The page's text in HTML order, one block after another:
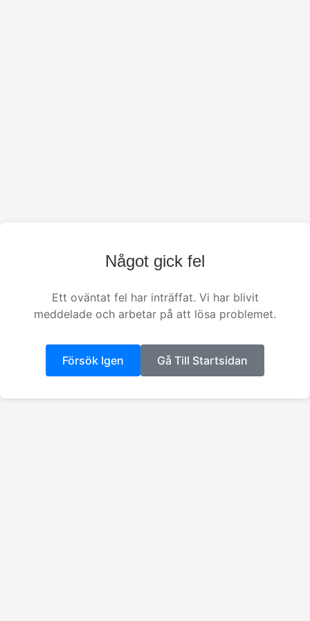
Något gick fel
Ett oväntat fel har inträffat. Vi har blivit
meddelade och arbetar på att lösa problemet.
Försök Igen Gå Till Startsidan